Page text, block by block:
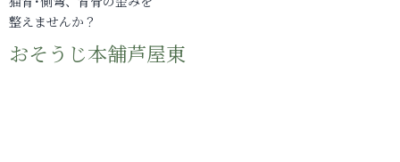
整えませんか？
おそうじ本舗芦屋東